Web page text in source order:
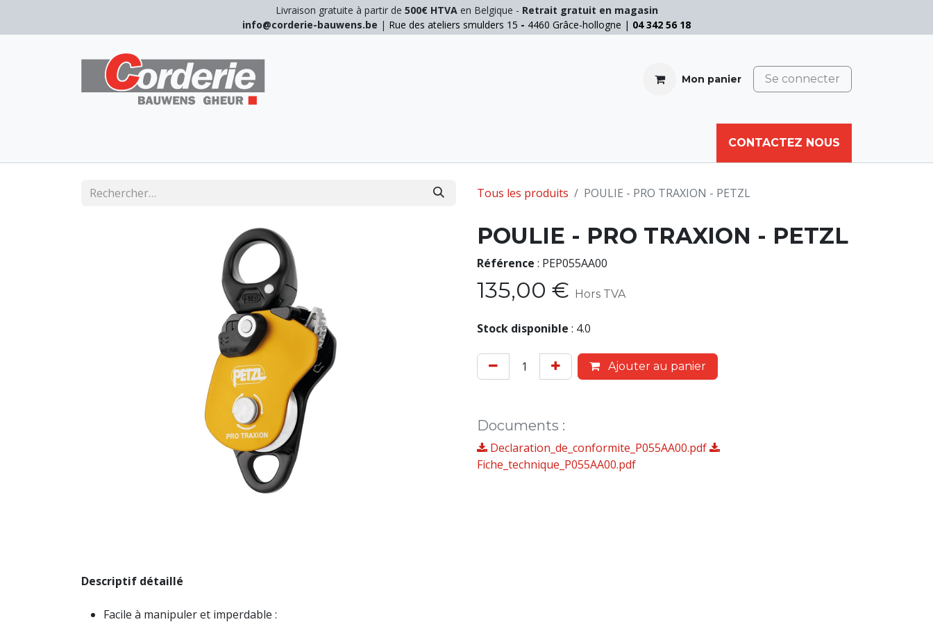
Livraison gratuite à partir de 500€ HTVAen Belgique - Retrait gratuit en magasin
info@corderie-bauwens.be | Rue des ateliers smulders 15 - 4460 Grâce-hollogne | 04 342 56 18
Mon panier Se connecter
CORDE AUTRES
CONTACTEZ NOUS
Tous les produits POULIE - PRO TRAXION - PETZL
POULIE - PRO TRAXION - PETZL
Référence : PEP055AA00
135,00 € Hors TVA
Stock disponible : 4.0
Ajouter au panier
Documents :
Declaration_de_conformite_P055AA00.pdf
Fiche_technique_P055AA00.pdf
Descriptif détaillé
Facile à manipuler et imperdable :